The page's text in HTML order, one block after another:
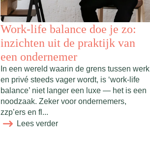
Work-life balance doe je zo:
inzichten uit de praktijk van
een ondernemer
In een wereld waarin de grens tussen werk
en privé steeds vager wordt, is ‘work-life
balance’ niet langer een luxe — het is een
noodzaak. Zeker voor ondernemers,
zzp’ers en fl...
Lees verder